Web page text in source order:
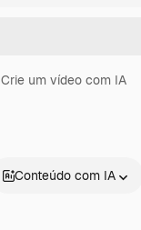
Crie um vídeo com IA
Conteúdo com IA